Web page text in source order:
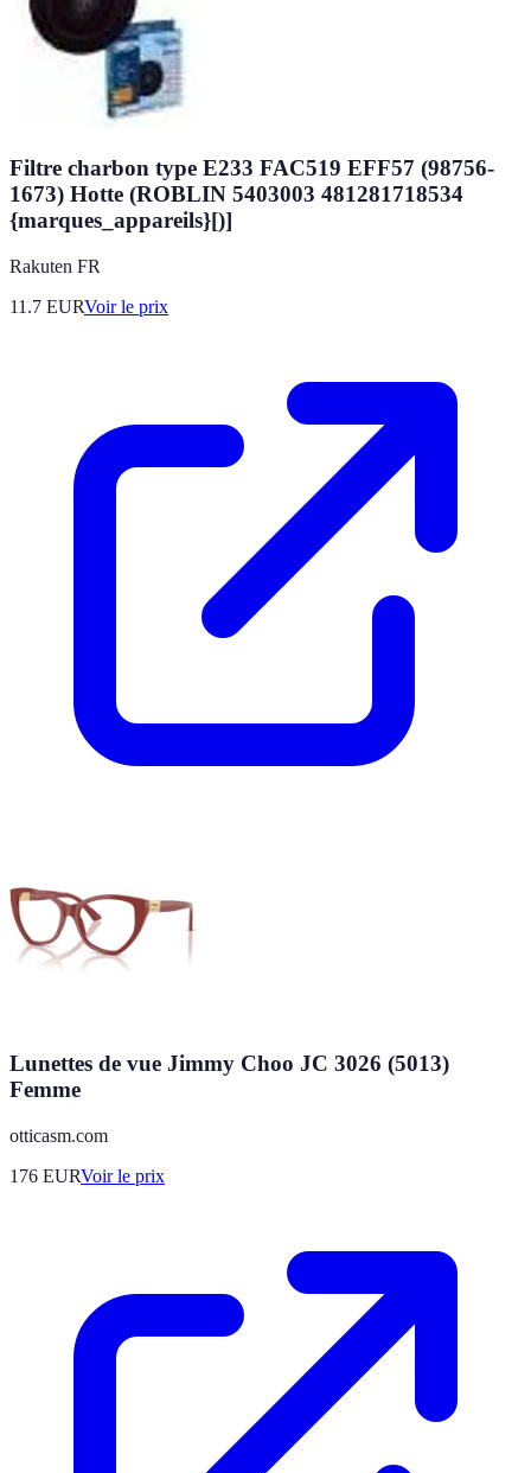
Filtre charbon type E233 FAC519 EFF57 (98756-
1673) Hotte (ROBLIN 5403003 481281718534
{marques_appareils}[)]
Rakuten FR
11.7 EURVoir le prix
Lunettes de vue Jimmy Choo JC 3026 (5013)
Femme
otticasm.com
176 EURVoir le prix